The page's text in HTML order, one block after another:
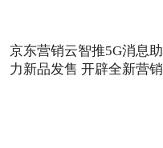
京东营销云智推5G消息助
力新品发售 开辟全新营销